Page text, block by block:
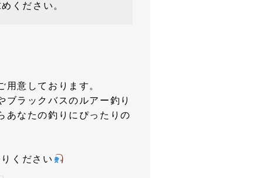
ください。
意しております。
ブラックバスのルアー釣り
あなたの釣りにぴったりの
ください